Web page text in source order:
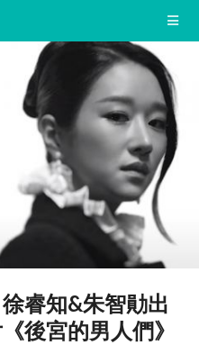
睿知&朱智勛出
後宮的男人們》